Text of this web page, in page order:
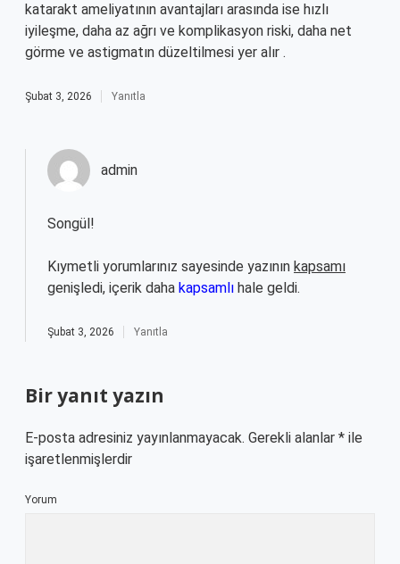
katarakt ameliyatının avantajları arasında ise hızlı
iyileşme, daha az ağrı ve komplikasyon riski, daha net
görme ve astigmatın düzeltilmesi yer alır .
Şubat 3, 2026 Yanıtla
admin
Songül!
Kıymetli yorumlarınız sayesinde yazının kapsamı
genişledi, içerik daha kapsamlı hale geldi.
Şubat 3, 2026 Yanıtla
Bir yanıt yazın
E-posta adresiniz yayınlanmayacak. Gerekli alanlar * ile
işaretlenmişlerdir
Yorum